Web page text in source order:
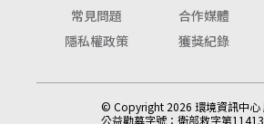
常見問題
合作媒體
隱私權政策
獲獎紀錄
© Copyright 2026 環境資訊中心
公益勸募字號： 衛部救字第